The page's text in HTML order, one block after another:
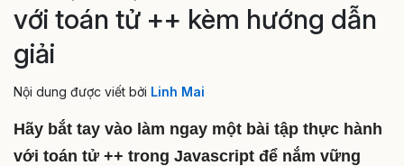
với toán tử ++ kèm hướng dẫn
giải
Nội dung được viết bởi Linh Mai
Hãy bắt tay vào làm ngay một bài tập thực hành
với toán tử ++ trong Javascript để nắm vững